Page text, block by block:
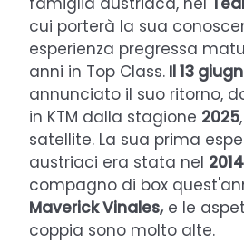
cui porterà la sua
esperienza pregressa
anni in Top Class. Il 13
annunciato il suo ritorno,
in KTM dalla stagione 2025
satellite. La sua prima
austriaci era stata nel 2014
compagno di box
Maverick Vinales, e le
coppia sono molto alte.